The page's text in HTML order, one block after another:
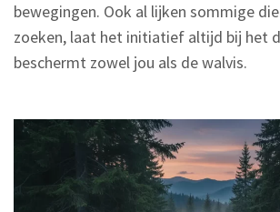
bewegingen. Ook al lijken sommige
zoeken, laat het initiatief altijd bij het
beschermt zowel jou als de walvis.